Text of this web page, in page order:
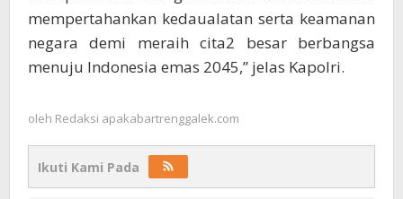
mempertahankan kedaualatan serta keamanan
negara demi meraih cita2 besar berbangsa
menuju Indonesia emas 2045,” jelas Kapolri.
oleh Redaksi apakabartrenggalek.com
Ikuti Kami Pada